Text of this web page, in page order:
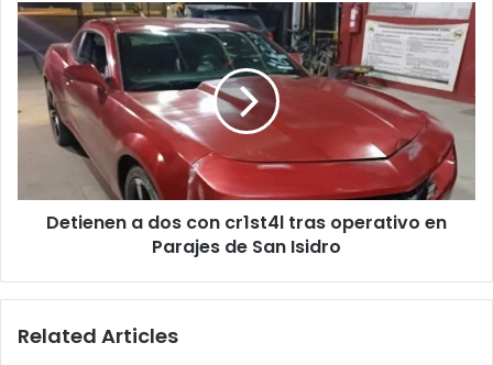
Detienen
a
dos
con
cr1st4l
tras
operativo
Parajes
Detienen a dos con cr1st4l tras operativo en
Parajes de San Isidro
Related Articles